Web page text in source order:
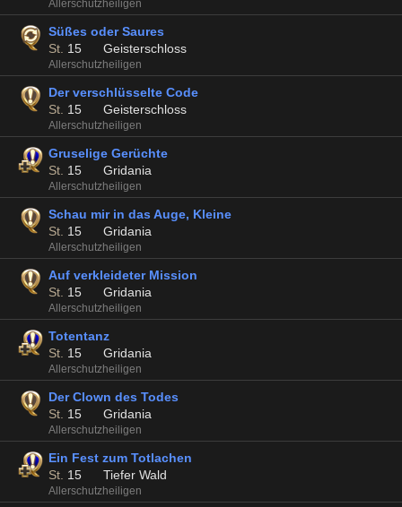
Allerschutzheiligen
Süßes oder Saures
St. 15 Geisterschloss
Allerschutzheiligen
Der verschlüsselte Code
St. 15 Geisterschloss
Allerschutzheiligen
Gruselige Gerüchte
St. 15 Gridania
Allerschutzheiligen
Schau mir in das Auge, Kleine
St. 15 Gridania
Allerschutzheiligen
Auf verkleideter Mission
St. 15 Gridania
Allerschutzheiligen
Totentanz
St. 15 Gridania
Allerschutzheiligen
Der Clown des Todes
St. 15 Gridania
Allerschutzheiligen
Ein Fest zum Totlachen
St. 15 Tiefer Wald
Allerschutzheiligen